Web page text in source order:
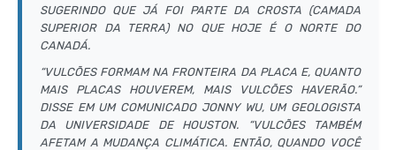
SUGERINDO QUE JÁ FOI PARTE DA CROSTA (CAMADA
SUPERIOR DA TERRA) NO QUE HOJE É O NORTE DO
CANADÁ.
“VULCÕES FORMAM NA FRONTEIRA DA PLACA E, QUANTO
MAIS PLACAS HOUVEREM, MAIS VULCÕES HAVERÃO.”
DISSE EM UM COMUNICADO JONNY WU, UM GEOLOGISTA
DA UNIVERSIDADE DE HOUSTON. “VULCÕES TAMBÉM
AFETAM A MUDANÇA CLIMÁTICA. ENTÃO, QUANDO VOCÊ